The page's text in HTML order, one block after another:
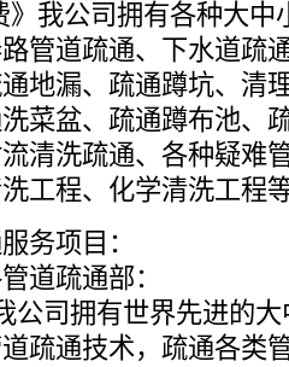
》我公司拥有各种大中
管道疏通、下水道疏
地漏、疏通蹲坑、清
菜盆、疏通蹲布池、
清洗疏通、各种疑难
工程、化学清洗工程
务项目：
道疏通部：
公司拥有世界先进的
疏通技术，疏通各类